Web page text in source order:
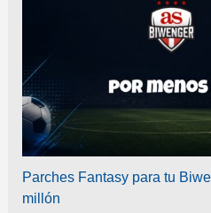
Parches Fantasy para tu
millón